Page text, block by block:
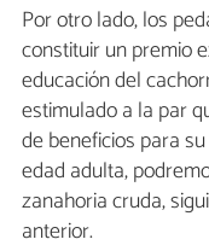
Por otro lado, los
constituir un premio
educación del
estimulado a la par
de beneficios para
edad adulta,
zanahoria cruda,
anterior.